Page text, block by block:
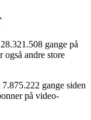
gange på
også andre store
gange siden
på video-